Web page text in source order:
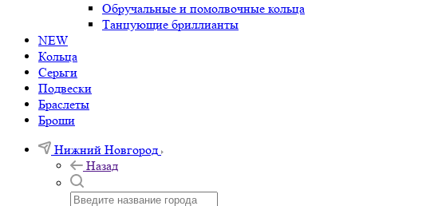
Обручальные и помолвочные кольца
Танцующие бриллианты
NEW
Кольца
Серьги
Подвески
Браслеты
Броши
Нижний Новгород
Назад